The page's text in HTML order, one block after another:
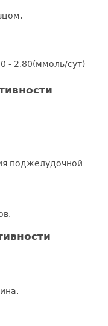
- 2,80(ммоль/сут)
поджелудочной